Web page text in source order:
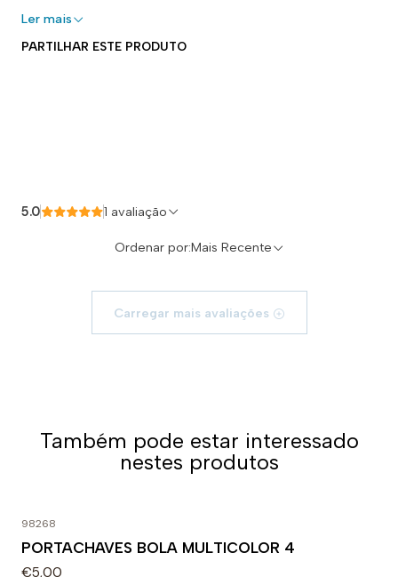
Ler mais
PARTILHAR ESTE PRODUTO
5.0 1 avaliação
Ordenar por:Mais Recente
Carregar mais avaliações
Também pode estar interessado
nestes produtos
98268
PORTACHAVES BOLA MULTICOLOR 4
€5,00